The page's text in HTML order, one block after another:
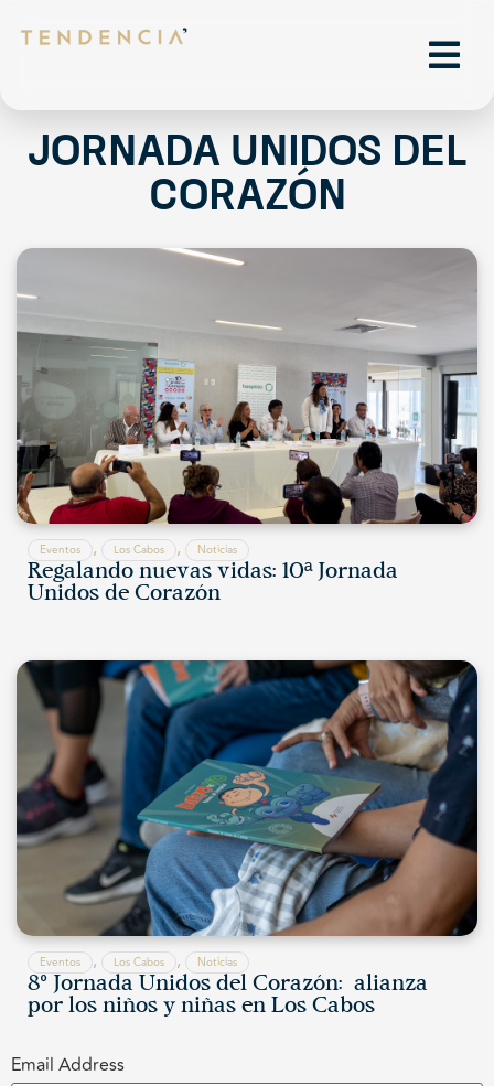
Jornada Unidos del
Corazón
Eventos , Los Cabos , Noticias
Regalando nuevas vidas: 10ª Jornada
Unidos de Corazón
Eventos , Los Cabos , Noticias
8° Jornada Unidos del Corazón: alianza
por los niños y niñas en Los Cabos
Email Address